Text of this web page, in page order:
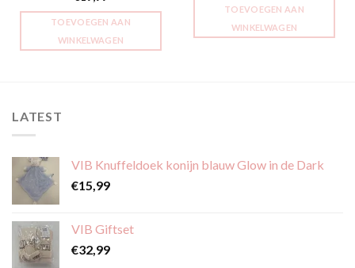
TOEVOEGEN AAN
WINKELWAGEN
TOEVOEGEN AAN
WINKELWAGEN
LATEST
VIB Knuffeldoek konijn blauw Glow in de Dark
€15,99
VIB Giftset
€32,99